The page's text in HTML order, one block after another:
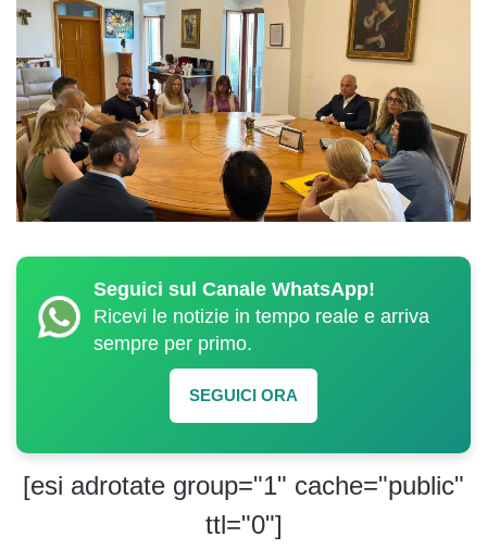
Seguici sul Canale WhatsApp!
Ricevi le notizie in tempo reale e arriva
sempre per primo.
SEGUICI ORA
[esi adrotate group="1" cache="public"
ttl="0"]